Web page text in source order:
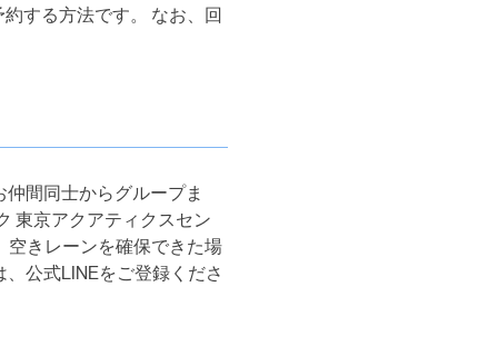
する方法です。 なお、回
間同士からグループま
東京アクアティクスセン
空きレーンを確保できた場
公式LINEをご登録くださ